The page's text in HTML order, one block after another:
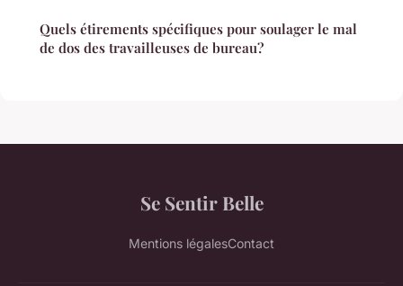
Quels étirements spécifiques pour soulager le mal
de dos des travailleuses de bureau?
Se Sentir Belle
Mentions légalesContact